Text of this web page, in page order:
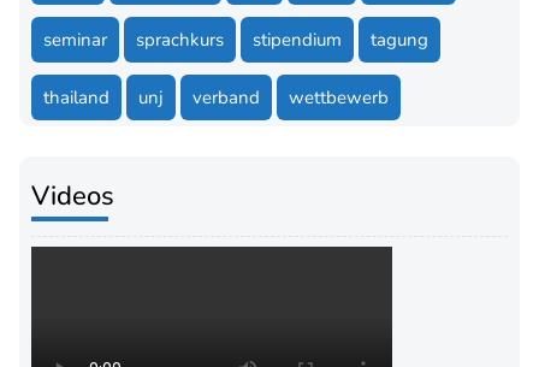
seminar sprachkurs stipendium tagung
thailand unj verband wettbewerb
Videos